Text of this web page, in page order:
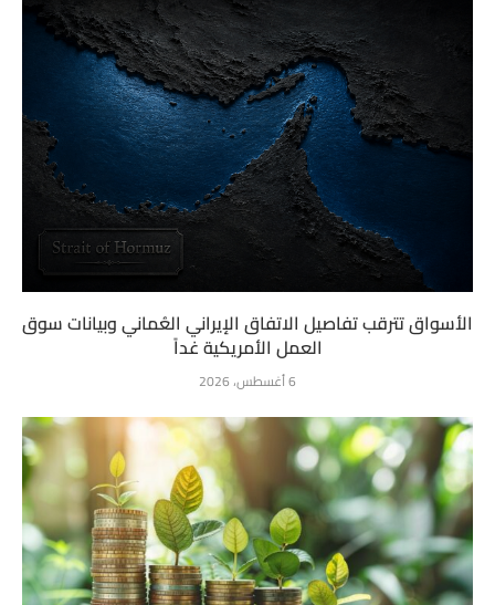
الأسواق تترقب تفاصيل الاتفاق الإيراني العُماني وبيانات سوق
العمل الأمريكية غداً
6 أغسطس، 2026